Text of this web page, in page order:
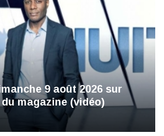
9 août 2026 sur
magazine (vidéo)